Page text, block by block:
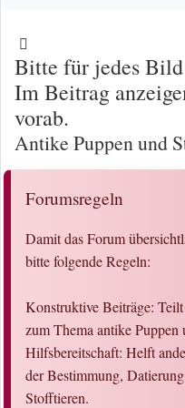
Bitte für jedes
Im Beitrag
vorab.
Antike Puppen und
Forumsregeln
Damit das Forum
bitte folgende Regeln:
Konstruktive Beiträge:
zum Thema antike Puppen
Hilfsbereitschaft: Helft
der Bestimmung,
Stofftieren.